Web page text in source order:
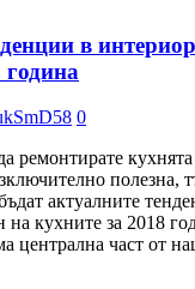
в
година
0
ремонтирате
полезна,
актуалните
на кухните за 2018
централна част от